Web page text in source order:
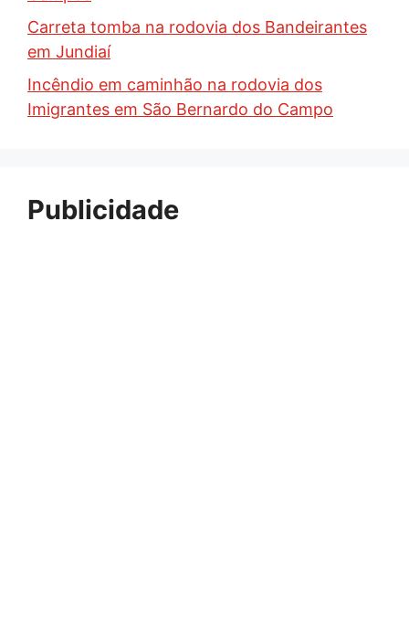
Carreta tomba na rodovia dos Bandeirantes
em Jundiaí
Incêndio em caminhão na rodovia dos
Imigrantes em São Bernardo do Campo
Publicidade